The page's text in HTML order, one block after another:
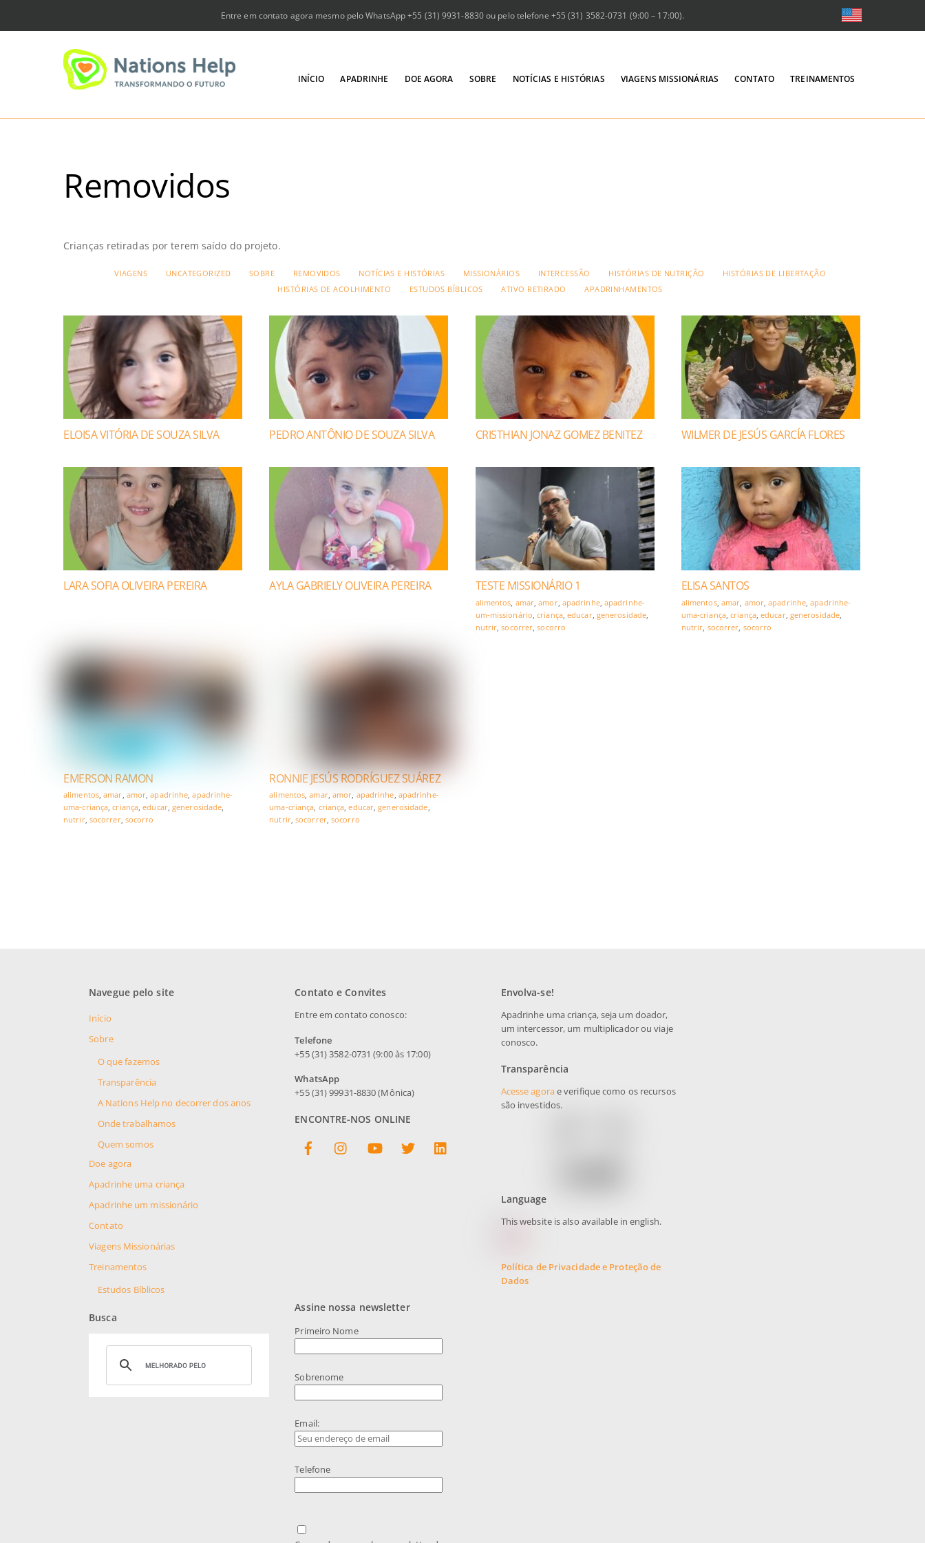
content
Entre em contato agora mesmo pelo WhatsApp +55 (31) 9931-8830 ou pelo telefone +55 (31) 3582-0731 (9:00 – 17:00).
INÍCIO APADRINHE DOE AGORA SOBRE NOTÍCIAS E HISTÓRIAS VIAGENS MISSIONÁRIAS CONTATO TREINAMENTOS
Removidos
Crianças retiradas por terem saído do projeto.
VIAGENS UNCATEGORIZED SOBRE REMOVIDOS NOTÍCIAS E HISTÓRIAS MISSIONÁRIOS INTERCESSÃO HISTÓRIAS DE NUTRIÇÃO
HISTÓRIAS DE LIBERTAÇÃO
HISTÓRIAS DE ACOLHIMENTO
ESTUDOS BÍBLICOS ATIVO RETIRADO APADRINHAMENTOS
ELOISA VITÓRIA DE SOUZA SILVA PEDRO ANTÔNIO DE SOUZA SILVA CRISTHIAN JONAZ GOMEZ BENITEZ WILMER DE JESÚS GARCÍA FLORES
LARA SOFIA OLIVEIRA PEREIRA AYLA GABRIELY OLIVEIRA PEREIRA TESTE MISSIONÁRIO 1
alimentos amar ,amor, apadrinhe, apadrinhe-
um-missionário ,criança,educar, generosidade
nutrir ,socorrer ,socorro
ELISA SANTOS
alimentos, amar amor,apadrinhe ,apadrinhe-
uma-criança,criança,educar, generosidade
nutrir socorrer socorro
EMERSON RAMON
alimentos,amar, amor,apadrinhe,apadrinhe-
uma-criança,criança,educar,generosidade,
nutrir, socorrer, socorro
RONNIE JESÚS RODRÍGUEZ SUÁREZ
alimentos,amar, amor, apadrinhe, apadrinhe-
uma-criança, criança,educar,generosidade,
nutrir,socorrer,socorro
Navegue pelo site
Início
Sobre
O que fazemos
Transparência
A Nations Help no decorrer dos anos
Onde trabalhamos
Quem somos
Doe agora
Apadrinhe uma criança
Apadrinhe um missionário
Contato
Viagens Missionárias
Treinamentos
Estudos Bíblicos
Busca
Contato e Convites
Entre em contato conosco:
Telefone
+55 (31) 3582-0731 (9:00 às 17:00)
WhatsApp
+55 (31) 99931-8830 (Mônica)
ENCONTRE-NOS ONLINE
Envolva-se!
Apadrinhe uma criança, seja um doador,
um intercessor, um multiplicador ou viaje
conosco.
Transparência
Acesse agorae verifique como os recursos
são investidos.
Language
This website is also available in english.
Política de Privacidade e Proteção de
Dados
Assine nossa newsletter
Primeiro Nome
Sobrenome
Email:
Telefone